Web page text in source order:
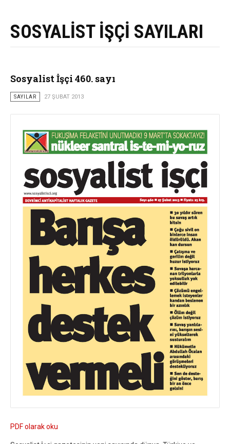
SOSYALİST İŞÇİ SAYILARI
Sosyalist İşçi 460. sayı
SAYILAR 27 ŞUBAT 2013
PDF olarak oku